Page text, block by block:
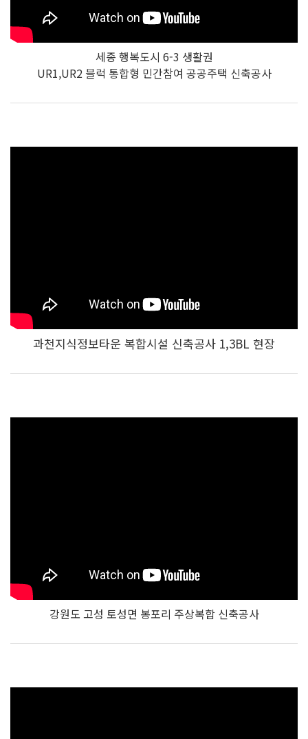
세종 행복도시 6-3 생활권
UR1,UR2 블럭 통합형 민간참여 공공주택 신축공사
과천지식정보타운 복합시설 신축공사 1,3BL 현장
강원도 고성 토성면 봉포리 주상복합 신축공사